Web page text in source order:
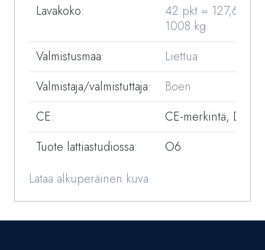
Lavakoko:
42 pkt = 127,68 m²
1008 kg
Valmistusmaa:
Liettua
Valmistaja/valmistuttaja:
Boen
CE:
CE-merkintä, DOP
Tuote lattiastudiossa:
O6
Lataa alkuperäinen kuva